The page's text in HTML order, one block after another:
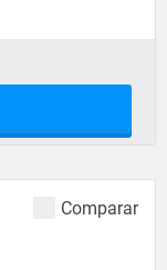
Comparar